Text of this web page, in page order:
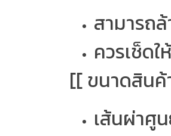
สามารถ
ควรเช็ด
[[ ขนาดสินค้
เส้นผ่าศู